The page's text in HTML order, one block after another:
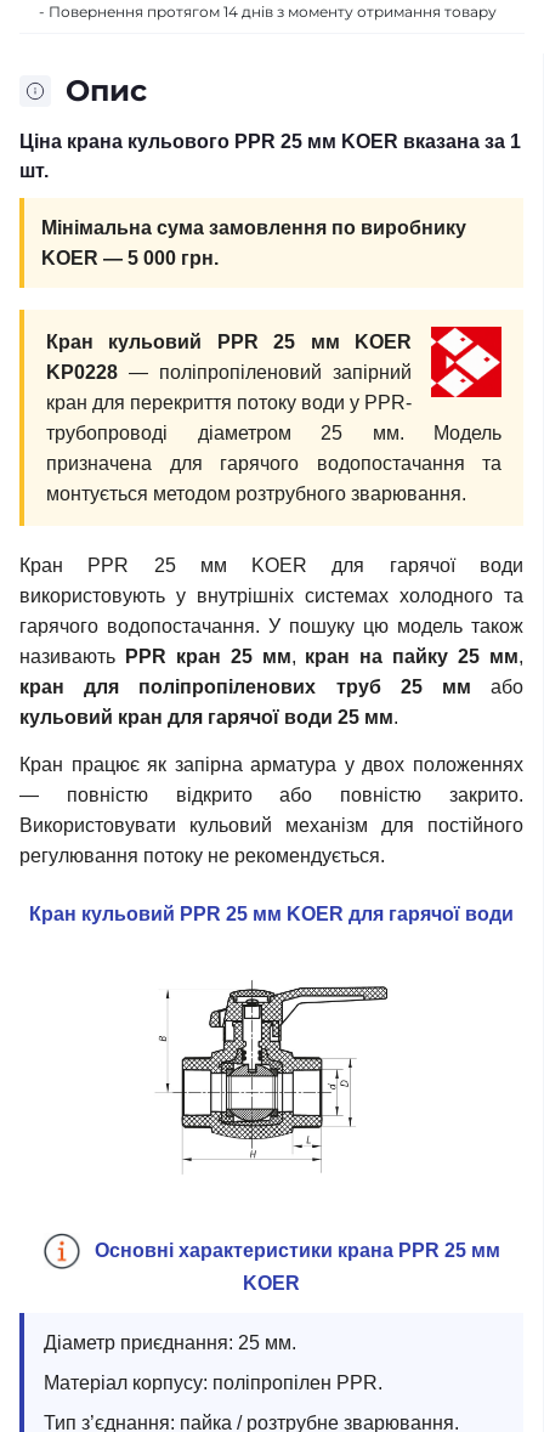
Опис
Ціна крана кульового PPR 25 мм KOER вказана за 1
шт.
Мінімальна сума замовлення по виробнику
KOER — 5 000 грн.
Кран кульовий PPR 25 мм KOER
KP0228 — поліпропіленовий запірний
кран для перекриття потоку води у PPR-
трубопроводі діаметром 25 мм. Модель
призначена для гарячого водопостачання та
монтується методом розтрубного зварювання.
Кран PPR 25 мм KOER для гарячої води
використовують у внутрішніх системах холодного та
гарячого водопостачання. У пошуку цю модель також
називають
PPR кран 25 мм, кран на пайку 25 мм,
кран для поліпропіленових труб 25 мм або
кульовий кран для гарячої води 25 мм.
Кран працює як запірна арматура у двох положеннях
— повністю відкрито або повністю закрито.
Використовувати кульовий механізм для постійного
регулювання потоку не рекомендується.
Кран кульовий PPR 25 мм KOER для гарячої води
Основні характеристики крана PPR 25 мм
KOER
Діаметр приєднання: 25 мм.
Матеріал корпусу: поліпропілен PPR.
Тип з’єднання: пайка / розтрубне зварювання.
- Повернення протягом 14 днів з моменту отримання товару